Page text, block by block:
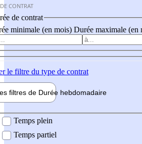
CONTRAT
de contrat
minimale (en mois) Durée maximale (en
le filtre du type de contrat
filtres de Durée hebdomadaire
Temps plein
Temps partiel